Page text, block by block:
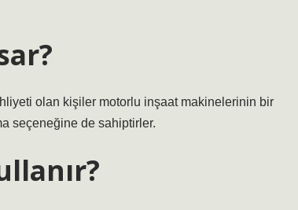
olan kişiler motorlu inşaat makinelerinin bir
seçeneğine de sahiptirler.